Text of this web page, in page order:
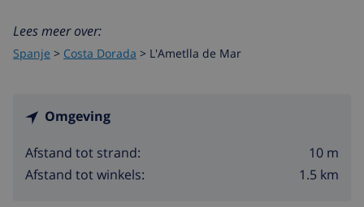
Lees meer over:
Spanje > Costa Dorada > L'Ametlla de Mar
Omgeving
Afstand tot strand:
10 m
Afstand tot winkels:
1.5 km